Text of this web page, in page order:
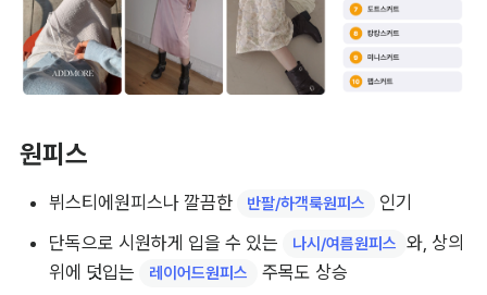
원피스
뷔스티에원피스나 깔끔한 반팔/하객룩원피스
인기
단독으로 시원하게 입을 수 있는
나시/여름원피스 와, 상의
위에 덧입는
레이어드원피스 주목도 상승